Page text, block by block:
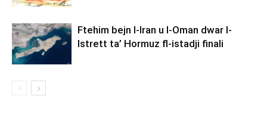
Ftehim bejn l-Iran u l-Oman dwar l-
Istrett ta’ Hormuz fl-istadji finali